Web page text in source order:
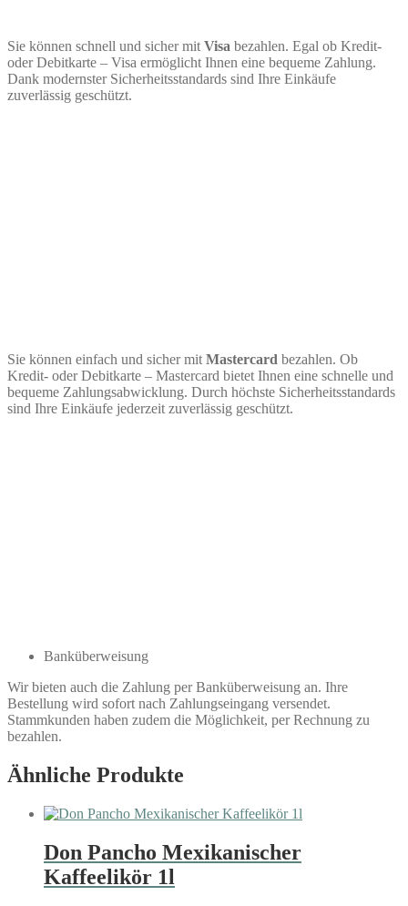
Sie können schnell und sicher mit Visa bezahlen. Egal ob Kredit-
oder Debitkarte – Visa ermöglicht Ihnen eine bequeme Zahlung.
Dank modernster Sicherheitsstandards sind Ihre Einkäufe
zuverlässig geschützt.
Sie können einfach und sicher mit Mastercard bezahlen. Ob
Kredit- oder Debitkarte – Mastercard bietet Ihnen eine schnelle und
bequeme Zahlungsabwicklung. Durch höchste Sicherheitsstandards
sind Ihre Einkäufe jederzeit zuverlässig geschützt.
Banküberweisung
Wir bieten auch die Zahlung per Banküberweisung an. Ihre
Bestellung wird sofort nach Zahlungseingang versendet.
Stammkunden haben zudem die Möglichkeit, per Rechnung zu
bezahlen.
Ähnliche Produkte
Don Pancho Mexikanischer
Kaffeelikör 1l